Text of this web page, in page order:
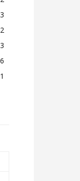
2
1